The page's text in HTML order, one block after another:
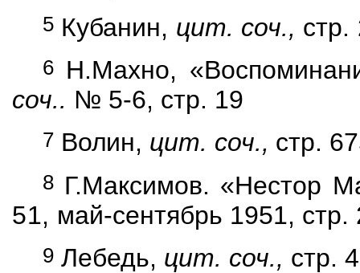
5Кубанин, цит. соч., стр.
6Н.Махно,
соч.. № 5-6, стр. 19
7Волин, цит. соч., стр.
8Г.Максимов. «Нестор
51, май-сентябрь 1951, стр.
9Лебедь, цит. соч., стр.